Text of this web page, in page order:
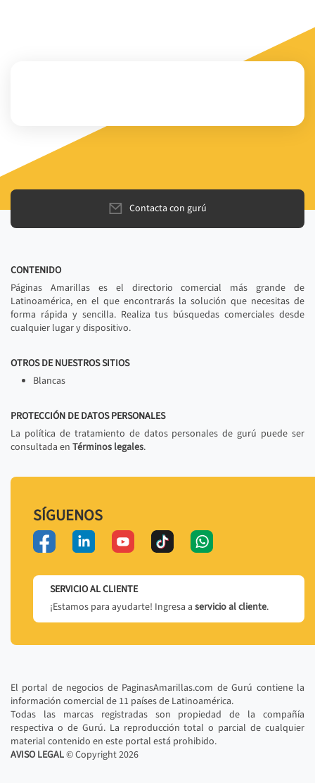
Contacta con gurú
CONTENIDO
Páginas Amarillas es el directorio comercial más grande de
Latinoamérica, en el que encontrarás la solución que necesitas de
forma rápida y sencilla. Realiza tus búsquedas comerciales desde
cualquier lugar y dispositivo.
OTROS DE NUESTROS SITIOS
Blancas
PROTECCIÓN DE DATOS PERSONALES
La política de tratamiento de datos personales de gurú puede ser
consultada en Términos legales.
SÍGUENOS
SERVICIO AL CLIENTE
¡Estamos para ayudarte! Ingresa a servicio al cliente.
El portal de negocios de PaginasAmarillas.com de Gurú contiene la
información comercial de 11 países de Latinoamérica.
Todas las marcas registradas son propiedad de la compañía
respectiva o de Gurú. La reproducción total o parcial de cualquier
material contenido en este portal está prohibido.
AVISO LEGAL© Copyright2026